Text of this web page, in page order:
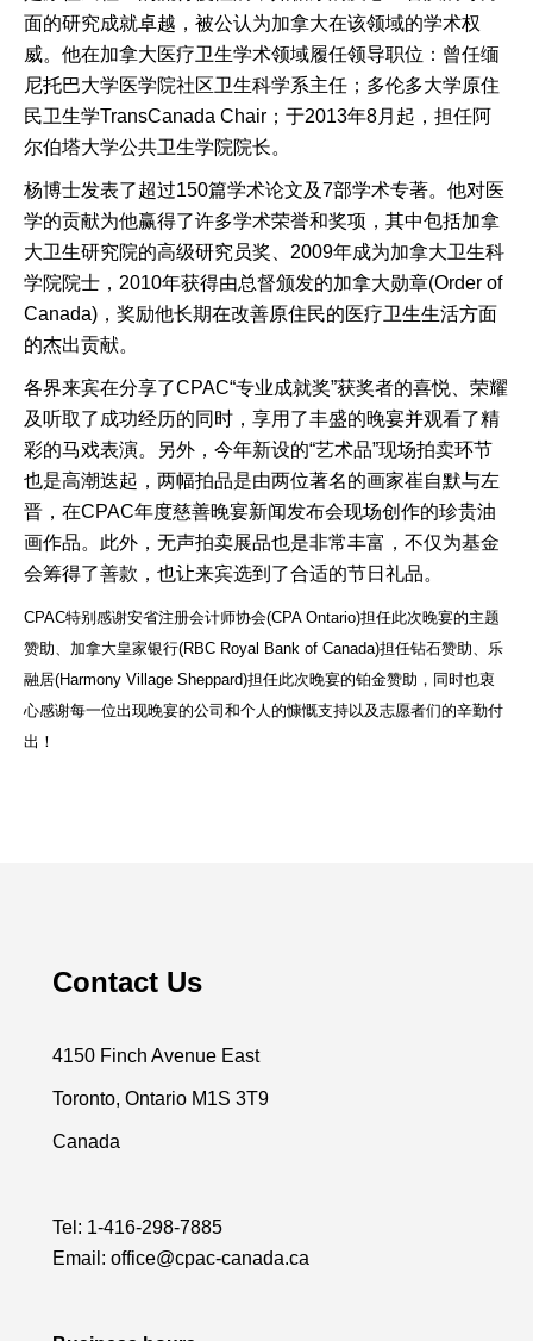
面的研究成就卓越，被公认为加拿大在该领域的学术权
威。他在加拿大医疗卫生学术领域履任领导职位：曾任缅
尼托巴大学医学院社区卫生科学系主任；多伦多大学原住
民卫生学TransCanada Chair；于2013年8月起，担任阿
尔伯塔大学公共卫生学院院长。
杨博士发表了超过150篇学术论文及7部学术专著。他对医
学的贡献为他赢得了许多学术荣誉和奖项，其中包括加拿
大卫生研究院的高级研究员奖、2009年成为加拿大卫生科
学院院士，2010年获得由总督颁发的加拿大勋章(Order of
Canada)，奖励他长期在改善原住民的医疗卫生生活方面
的杰出贡献。
各界来宾在分享了CPAC“专业成就奖”获奖者的喜悦、荣耀
及听取了成功经历的同时，享用了丰盛的晚宴并观看了精
彩的马戏表演。另外，今年新设的“艺术品”现场拍卖环节
也是高潮迭起，两幅拍品是由两位著名的画家崔自默与左
晋，在CPAC年度慈善晚宴新闻发布会现场创作的珍贵油
画作品。此外，无声拍卖展品也是非常丰富，不仅为基金
会筹得了善款，也让来宾选到了合适的节日礼品。
CPAC特别感谢安省注册会计师协会(CPA Ontario)担任此次晚宴的主题
赞助、加拿大皇家银行(RBC Royal Bank of Canada)担任钻石赞助、乐
融居(Harmony Village Sheppard)担任此次晚宴的铂金赞助，同时也衷
心感谢每一位出现晚宴的公司和个人的慷慨支持以及志愿者们的辛勤付
出！
Contact Us
4150 Finch Avenue East
Toronto, Ontario M1S 3T9
Canada
Tel: 1-416-298-7885
Email: office@cpac-canada.ca